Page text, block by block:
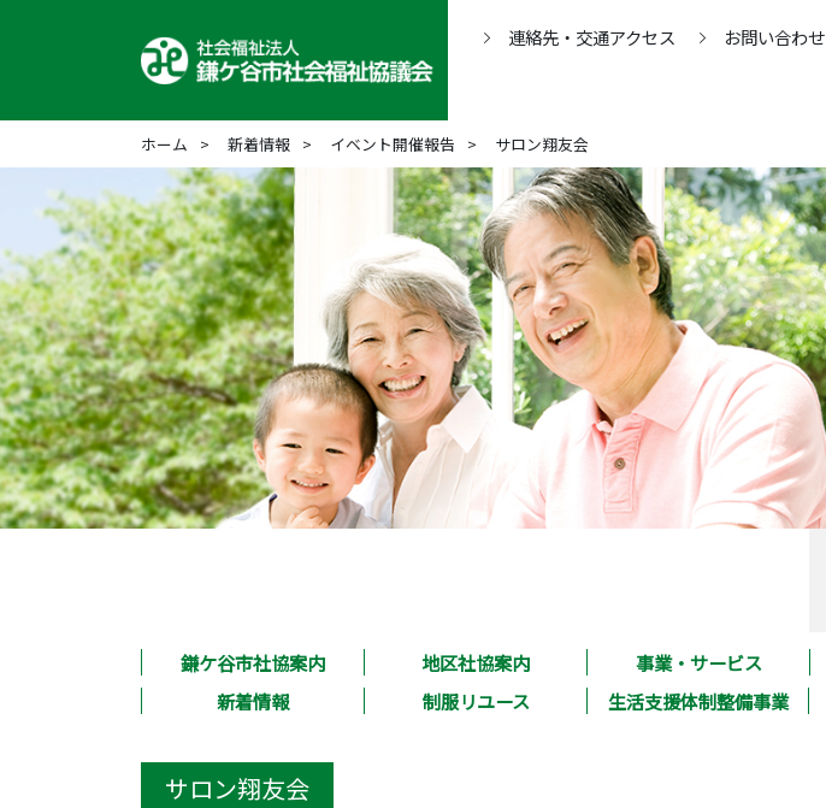
連絡先・交通アクセス お問い合わせ
ホーム 新着情報 イベント開催報告 サロン翔友会
鎌ケ谷市社協案内 地区社協案内 事業・サービス
新着情報
制服リユース 生活支援体制整備事業
サロン翔友会